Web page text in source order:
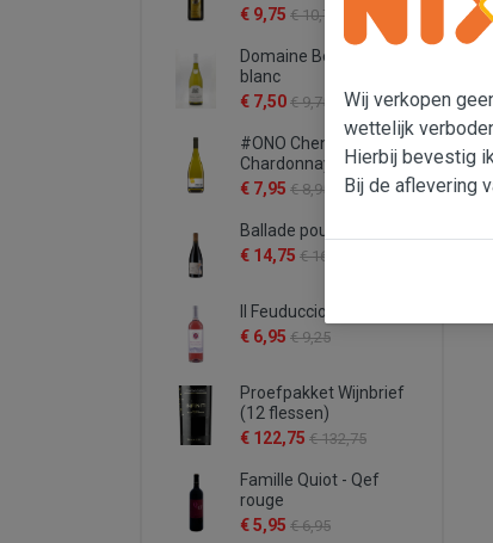
€ 9,75 € 10,75
Domaine Bergeron -
blanc
€ 7,50 € 9,75
#ONO Chenin -
Chardonnay
€ 7,95 € 8,95
Ballade pour Mistral
€ 14,75 € 16,95
Il Feuduccio rosato
€ 6,95 € 9,25
Proefpakket Wijnbrief
(12 flessen)
€ 122,75 € 132,75
Famille Quiot - Qef
rouge
€ 5,95 € 6,95
Wij verkopen
wettelijk
Hierbij bevestig
Bij de aflevering